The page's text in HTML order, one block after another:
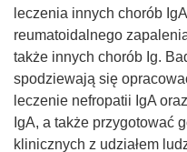
leczenia innych chorób
reumatoidalnego
także innych chorób Ig.
spodziewają się
leczenie nefropatii IgA
IgA, a także przygotować
klinicznych z udziałem